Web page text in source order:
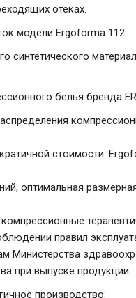
отеках.
модели Ergoforma 112:
синтетического
белья бренда
стоимости.
оптимальная
правил
Министерства
при выпуске продукции.
производство: